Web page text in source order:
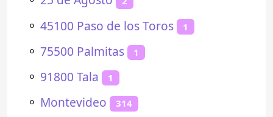
⚬ 45100 Paso de los Toros 1
⚬ 75500 Palmitas 1
⚬ 91800 Tala 1
⚬ Montevideo 314